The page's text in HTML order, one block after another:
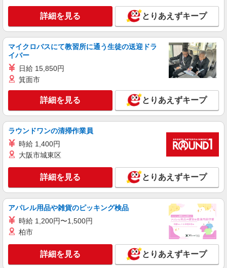
時給1,500円以上 試用期間中 時給1,500円以上
(試用期間2ヶ月) 残業が発生した場合、残業代を1
分単位で別途支給します。
港区立港南小学校 （東京都港区港南４丁目３
番２８号）
キープ 詳細を見る
アルバイト パート
コンパスグループ・ジャパン株式会社 21633_p
調理補助【アルバイト・パート】
時給1,280円以上 試用期間中 時給1,280円以上
(試用期間2ヶ月) 残業が発生した場合、残業代を1
鹿島建設本社 （東京都港区元赤坂1-3-1）
詳細を見る
正社員
コンパスグループ・ジャパン株式会社 21854_f
代を1分単位で別途支給します。 ※給与は経験や
前職給与に応じて決定します。
世界的大手グローバル金融企業 （東京都港区
虎ノ門2-6-1 虎ノ門ヒルズステーションタワー）
詳細を見る とりあえずキープ
マイクロバスにて教習所に通う生徒の送迎ドラ
イバー
日給 15,850円
箕面市
詳細を見る とりあえずキープ
ラウンドワンの清掃作業員
時給 1,400円
大阪市城東区
詳細を見る とりあえずキープ
アパレル用品や雑貨のピッキング検品
時給 1,200円〜1,500円
柏市
詳細を見る とりあえずキープ